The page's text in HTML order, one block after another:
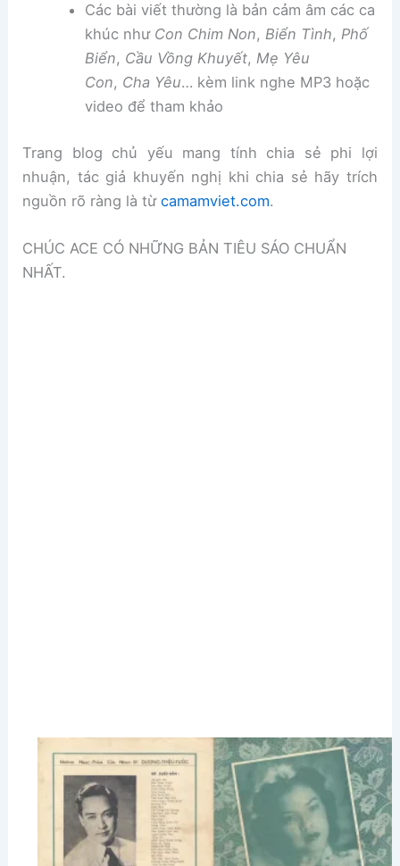
Các bài viết thường là bản cảm âm các ca
khúc như Con Chim Non, Biển Tình, Phố
Biển, Cầu Vồng Khuyết, Mẹ Yêu
Con, Cha Yêu… kèm link nghe MP3 hoặc
video để tham khảo
Trang blog chủ yếu mang tính chia sẻ phi lợi
nhuận, tác giả khuyến nghị khi chia sẻ hãy trích
nguồn rõ ràng là từcamamviet.com.
CHÚC ACE CÓ NHỮNG BẢN TIÊU SÁO CHUẨN
NHẤT.